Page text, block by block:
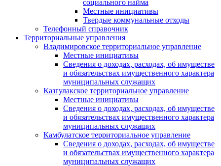
социального найма
Местные инициативы
Твердые коммунальные отходы
Телефонный справочник
Территориальные управления
Владимировское территориальное управление
Местные инициативы
Сведения о доходах, расходах, об имуществе
и обязательствах имущественного характера
муниципальных служащих
Казгулакское территориальное управление
Местные инициативы
Сведения о доходах, расходах, об имуществе
и обязательствах имущественного характера
муниципальных служащих
Камбулатское территориальное управление
Сведения о доходах, расходах, об имуществе
и обязательствах имущественного характера
муниципальных служащих